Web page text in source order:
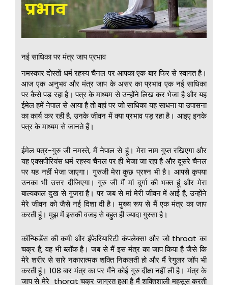
नई साधिका पर मंत्र जाप प्रभाव
नमस्कार दोस्तों धर्म रहस्य चैनल पर आपका एक बार फिर से स्वागत है।
आज एक अनुभव और मंत्र जाप के असर का प्रभाव एक नई साधिका
पर कैसे पड़ रहा है। पत्र के माध्यम से उन्होंने लिख कर भेजा है और यह
ईमेल हमें नेपाल से आया है तो वहां पर जो साधिका यह साधना या उपासना
का कार्य कर रही है, उनके जीवन में क्या प्रभाव पड़ रहा है। आइए इनके
पत्र के माध्यम से जानते हैं।
ईमेल पत्र-गुरु जी नमस्ते, मैं नेपाल से हूं। मेरा नाम गुप्त रखिएगा और
यह एक्सपीरियंस धर्म रहस्य चैनल पर ही भेजा जा रहा है और दूसरे चैनल
पर यह नहीं भेजा जाएगा। गुरुजी मेरा कुछ प्रश्न भी है। आपसे कृपया
उनका भी उत्तर दीजिएगा। गुरु जी मैं मां दुर्गा की भक्त हूं और मेरा
बाल्यकाल दुख से गुजरा है। पर जब से मां मेरी जीवन में आई है, उन्होंने
मेरे जीवन को जैसे नई दिशा दी है। मुख्य रूप से मैं एक मंत्र का जाप
करती हूं। मुझ में इसकी वजह से बहुत ही ज्यादा गुस्सा है।
कॉन्फिडेंस की कमी और इंफेरियारिटी कंपलेक्स! और जो throat का
चक्र है, वह भी ब्लॉक है। जब से मैं इस मंत्र का जाप किया है जैसे कि
मेरे शरीर से सारे नकारात्मक शक्ति निकलती हो और मैं रेगुलर जॉप भी
करती हूं। 108 बार मंत्र का पर मैंने कोई गुरु दीक्षा नहीं ली है। मंत्र के
जाप से मेरे thorat चक्र जाग्रत हुआ है मैं शक्तिशाली महसूस करती